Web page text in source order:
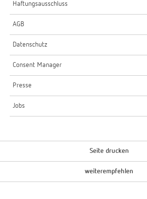
Haftungsausschluss
AGB
Datenschutz
Consent Manager
Presse
Jobs
Seite drucken
weiterempfehlen